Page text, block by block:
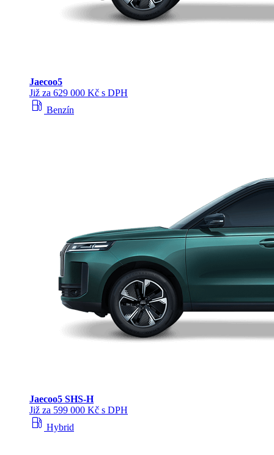
Jaecoo5
Již za 629 000 Kč s DPH
local_gas_station Benzín
Jaecoo5 SHS-H
Již za 599 000 Kč s DPH
local_gas_station Hybrid